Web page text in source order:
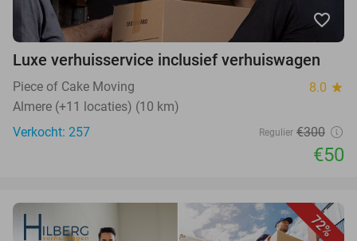
favorite_border
Luxe verhuisservice inclusief verhuiswagen
Piece of Cake Moving 8.0 star
Almere (+11 locaties) (10 km)
Verkocht: 257
Regulier €300
€50
72%